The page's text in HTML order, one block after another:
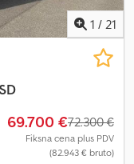
1 / 21
69.700 €72.300 €
Fiksna cena plus PDV
(82.943 € bruto)